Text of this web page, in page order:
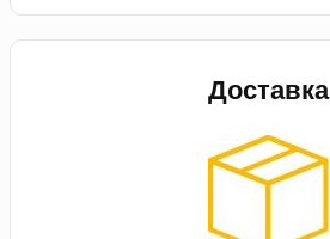
Доставка